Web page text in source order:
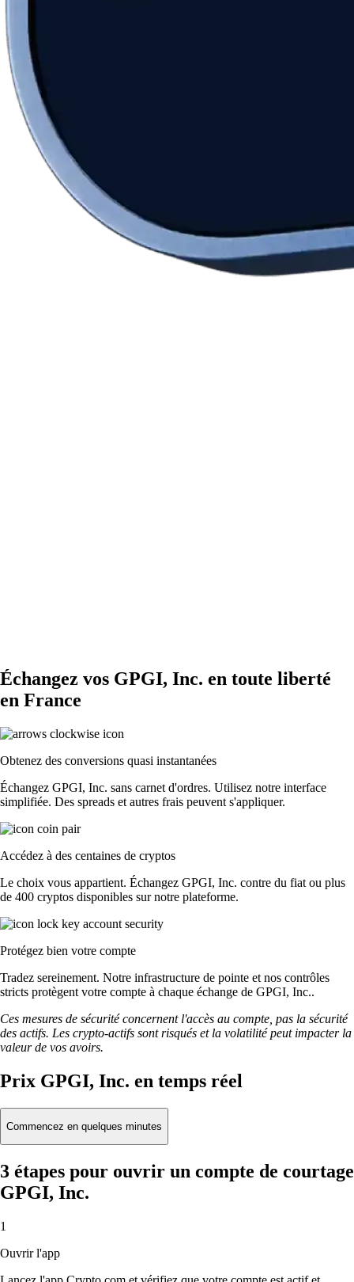
Échangez vos GPGI, Inc. en toute liberté
en France
Obtenez des conversions quasi instantanées
Échangez GPGI, Inc. sans carnet d'ordres. Utilisez notre interface
simplifiée. Des spreads et autres frais peuvent s'appliquer.
Accédez à des centaines de cryptos
Le choix vous appartient. Échangez GPGI, Inc. contre du fiat ou plus
de 400 cryptos disponibles sur notre plateforme.
Protégez bien votre compte
Tradez sereinement. Notre infrastructure de pointe et nos contrôles
stricts protègent votre compte à chaque échange de GPGI, Inc..
Ces mesures de sécurité concernent l'accès au compte, pas la sécurité
des actifs. Les crypto-actifs sont risqués et la volatilité peut impacter la
valeur de vos avoirs.
Prix GPGI, Inc. en temps réel
Commencez en quelques minutes
3 étapes pour ouvrir un compte de courtage
GPGI, Inc.
1
Ouvrir l'app